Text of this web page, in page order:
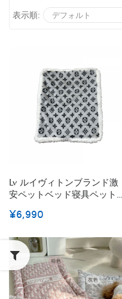
表示順:
Lv ルイヴィトンブランド激
安ペットベッド寝具ペット
ット 床保護マット 洗える 床
ベッド 犬ベッド柔らかい 寝
心地抜群ランド激安ペット
ベッド寝具
¥6,990